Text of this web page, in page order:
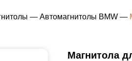
— Автомагнитолы BMW —
Магнитола